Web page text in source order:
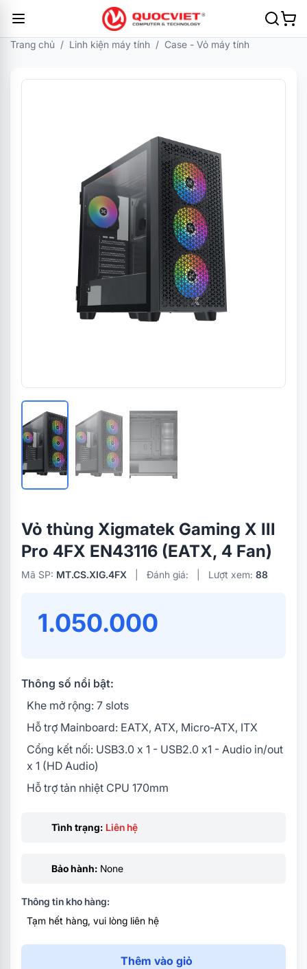
Trang chủ / Linh kiện máy tính / Case - Vỏ máy tính
Vỏ thùng Xigmatek Gaming X III
Pro 4FX EN43116 (EATX, 4 Fan)
Mã SP: MT.CS.XIG.4FX Đánh giá: Lượt xem: 88
1.050.000
Thông số nổi bật:
Khe mở rộng: 7 slots
Hỗ trợ Mainboard: EATX, ATX, Micro-ATX, ITX
Cổng kết nối: USB3.0 x 1 - USB2.0 x1 - Audio in/out
x 1 (HD Audio)
Hỗ trợ tản nhiệt CPU 170mm
Tình trạng: Liên hệ
Bảo hành: None
Thông tin kho hàng:
Tạm hết hàng, vui lòng liên hệ
Thêm vào giỏ